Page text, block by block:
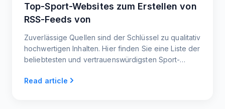
Top-Sport-Websites zum Erstellen von
RSS-Feeds von
Zuverlässige Quellen sind der Schlüssel zu qualitativ
hochwertigen Inhalten. Hier finden Sie eine Liste der
beliebtesten und vertrauenswürdigsten Sport-
Nachrichten und Informationen für Ihren RSS-Feed
Read article